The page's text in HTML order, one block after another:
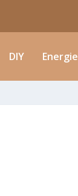
DIY Energie